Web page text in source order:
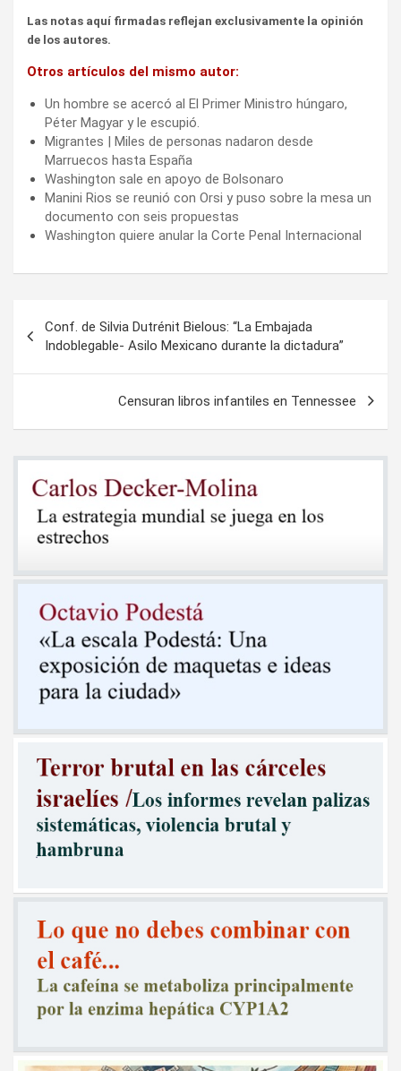
Las notas aquí firmadas reflejan exclusivamente la opinión
de los autores.
Otros artículos del mismo autor:
Un hombre se acercó al El Primer Ministro húngaro,
Péter Magyar y le escupió.
Migrantes | Miles de personas nadaron desde
Marruecos hasta España
Washington sale en apoyo de Bolsonaro
Manini Rios se reunió con Orsi y puso sobre la mesa un
documento con seis propuestas
Washington quiere anular la Corte Penal Internacional
de
entradas
Conf. de Silvia Dutrénit Bielous: “La Embajada
Indoblegable- Asilo Mexicano durante la dictadura”
Censuran libros infantiles en Tennessee